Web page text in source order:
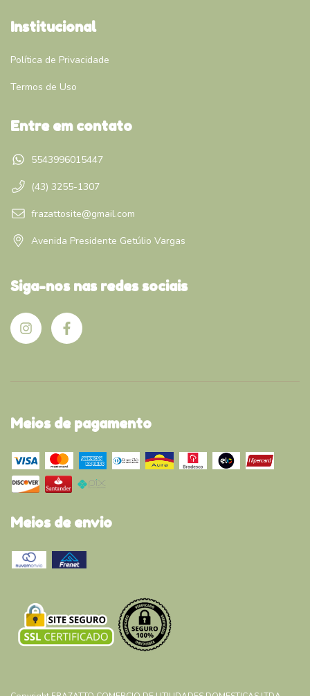
Institucional
Política de Privacidade
Termos de Uso
Entre em contato
5543996015447
(43) 3255-1307
frazattosite@gmail.com
Avenida Presidente Getúlio Vargas
Siga-nos nas redes sociais
Meios de pagamento
Meios de envio